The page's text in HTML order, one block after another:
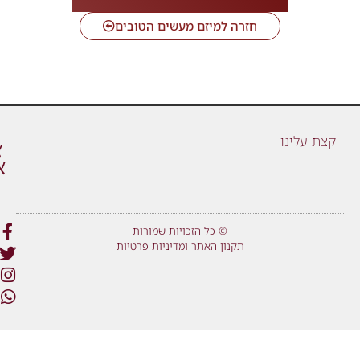
חזרה למיזם מעשים הטובים
קצת עלינו
© כל הזכויות שמורות
תקנון האתר ומדיניות פרטיות